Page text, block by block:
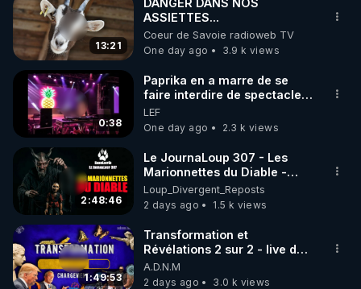
Guillaume, était venu
accompagné…
13:21
DANGER DANS NOS
ASSIETTES...
Coeur de Savoie radioweb TV
One day ago
3.9 k views
0:38
Paprika en a marre de se
faire interdire de spectacle.
Elle décide donc de devenir
DJ !
LEF
One day ago
2.3 k views
2:48:46
Le JournaLoup 307 - Les
Marionnettes du Diable -
Loup Divergent 2026.08.07
Loup_Divergent_Reposts
2 days ago
1.5 k views
1:49:53
Transformation et
Révélations 2 sur 2 - live du
07/08/26
A.D.N.M
2 days ago
3.0 k views